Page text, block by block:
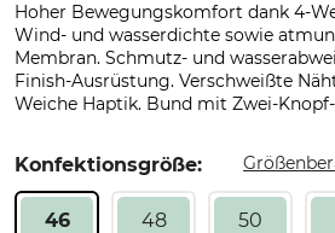
Hoher Bewegungskomfort dank 4-
Wind- und wasserdichte sowie
Membran. Schmutz- und
Finish-Ausrüstung. Verschweißte
Weiche Haptik. Bund mit Zwei-
Konfektionsgröße:
46 48 50